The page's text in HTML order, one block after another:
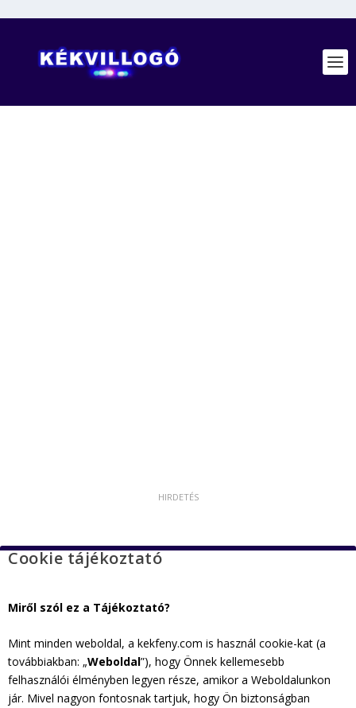
Cookie tájékoztató
Miről szól ez a Tájékoztató?
Mint minden weboldal, a kekfeny.com is használ cookie-kat (a
továbbiakban: „Weboldal”), hogy Önnek kellemesebb
felhasználói élményben legyen része, amikor a Weboldalunkon
jár. Mivel nagyon fontosnak tartjuk, hogy Ön biztonságban